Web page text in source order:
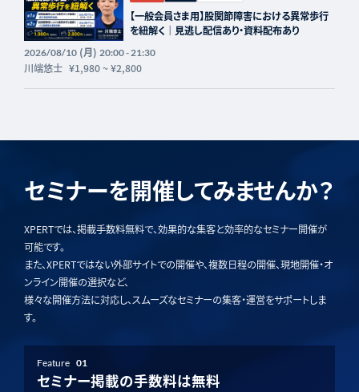
【一般会員さま用】股関節障害における異常歩行
を紐解く｜見逃し配信あり・資料配布あり
2026/08/10(月) 20:00 - 21:30
川端悠士 ¥1,980~¥2,800
セミナーを開催してみませんか？
XPERTでは、掲載手数料無料で、効果的な集客と効率的なセミナー開催が
可能です。
また、XPERTではない外部サイトでの開催や、複数日程の開催、現地開催・オ
ンライン開催の選択など、
様々な開催方法に対応し、スムーズなセミナーの集客・運営をサポートしま
す。
Feature 01
セミナー掲載の手数料は無料